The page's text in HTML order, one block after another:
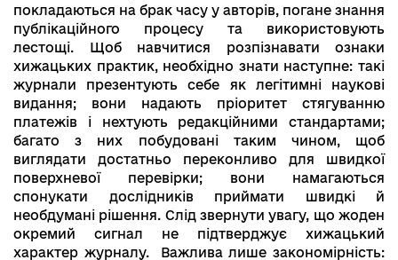
покладаються на брак часу у авторів, погане знання
публікаційного процесу та використовують
лестощі. Щоб навчитися розпізнавати ознаки
хижацьких практик, необхідно знати наступне: такі
журнали презентують себе як легітимні наукові
видання; вони надають пріоритет стягуванню
платежів і нехтують редакційними стандартами;
багато з них побудовані таким чином, щоб
виглядати достатньо переконливо для швидкої
поверхневої перевірки; вони намагаються
спонукати дослідників приймати швидкі й
необдумані рішення. Слід звернути увагу, що жоден
окремий сигнал не підтверджує хижацький
характер журналу. Важлива лише закономірність: